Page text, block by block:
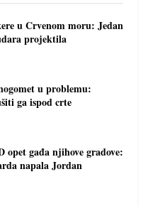
u Crvenom moru: Jedan
projektila
u problemu:
ga ispod crte
opet gađa njihove gradove:
napala Jordan